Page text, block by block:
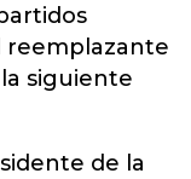
reemplazante
siguiente
de la